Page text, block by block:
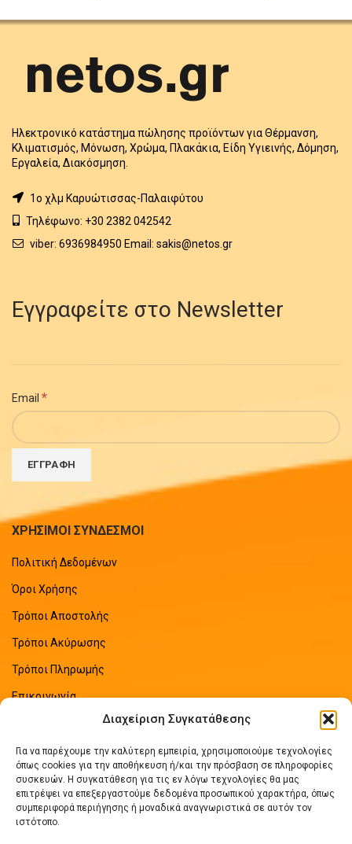
Διαχείριση Συγκατάθεσης
Για να παρέχουμε την καλύτερη εμπειρία, χρησιμοποιούμε τεχνολογίες
όπως cookies για την αποθήκευση ή/και την πρόσβαση σε πληροφορίες
συσκευών. Η συγκατάθεση για τις εν λόγω τεχνολογίες θα μας
επιτρέψει να επεξεργαστούμε δεδομένα προσωπικού χαρακτήρα, όπως
συμπεριφορά περιήγησης ή μοναδικά αναγνωριστικά σε αυτόν τον
ιστότοπο.
Ηλεκτρονικό κατάστημα πώλησης προϊόντων για Θέρμανση,
Κλιματισμός, Μόνωση, Χρώμα, Πλακάκια, Είδη Υγιεινής, Δόμηση,
Εργαλεία, Διακόσμηση.
1o χλμ Καρυώτισσας-Παλαιφύτου
Τηλέφωνο: +30 2382 042542
viber: 6936984950 Email: sakis@netos.gr
Εγγραφείτε στο Newsletter
Email *
ΧΡΗΣΙΜΟΙ ΣΥΝΔΕΣΜΟΙ
Πολιτική Δεδομένων
Όροι Χρήσης
Τρόποι Αποστολής
Τρόποι Ακύρωσης
Τρόποι Πληρωμής
Επικοινωνία
ΠΡΟΣΦΑΤΑ ΑΡΘΡΑ
Οδηγός Εξοικονόμησης Ενέργειας
No Comments